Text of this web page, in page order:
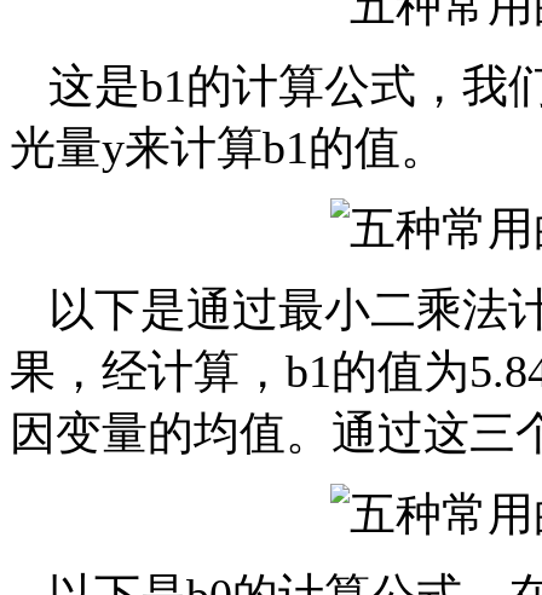
这是b1的计算公式，我
光量y来计算b1的值。
以下是通过最小二乘法
果，经计算，b1的值为
因变量的均值。通过这三